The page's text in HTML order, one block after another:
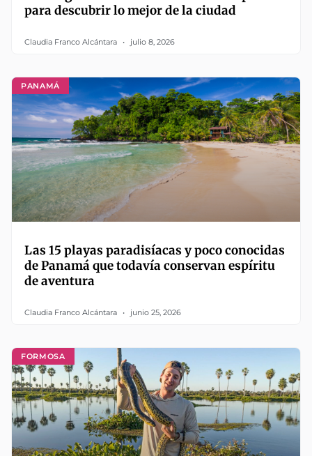
para descubrir lo mejor de la ciudad
Claudia Franco Alcántara julio 8, 2026
PANAMÁ
Las 15 playas paradisíacas y poco conocidas
de Panamá que todavía conservan espíritu
de aventura
Claudia Franco Alcántara junio 25, 2026
FORMOSA